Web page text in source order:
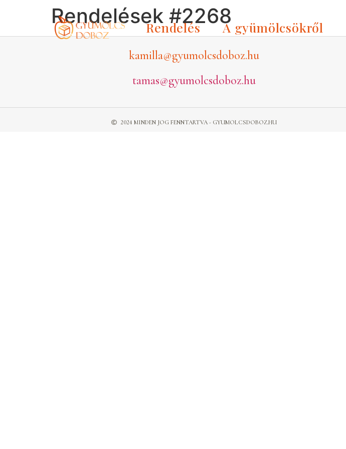
Rendelés A gyümölcsökről
Rendelések #2268
kamilla@gyumolcsdoboz.hu
tamas@gyumolcsdoboz.hu
2024 MINDEN JOG FENNTARTVA - GYUMOLCSDOBOZ.HU